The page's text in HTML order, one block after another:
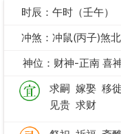
时辰：午时（壬午）
冲煞：冲鼠(丙子)煞北
神位：财神-正南 喜
求嗣 嫁娶 移徙
见贵 求财